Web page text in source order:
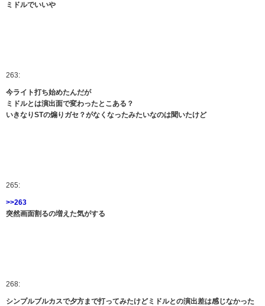
ミドルでいいや
263:
今ライト打ち始めたんだが
ミドルとは演出面で変わったとこある？
いきなりSTの煽りガセ？がなくなったみたいなのは聞いたけど
265:
>>263
突然画面割るの増えた気がする
268:
シンプルブルカスで夕方まで打ってみたけどミドルとの演出差は感じなかった